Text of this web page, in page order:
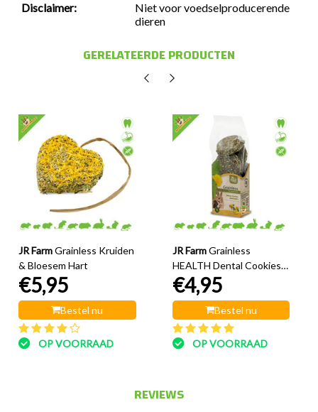
Disclaimer:
Niet voor voedselproducerende
dieren
GERELATEERDE PRODUCTEN
JR FarmGrainless Kruiden
& Bloesem Hart
€5,95
Bestel nu
OP VOORRAAD
JR Farm Grainless
HEALTH Dental Cookies
Paardenbloem 150 gram
€4,95
Bestel nu
OP VOORRAAD
REVIEWS